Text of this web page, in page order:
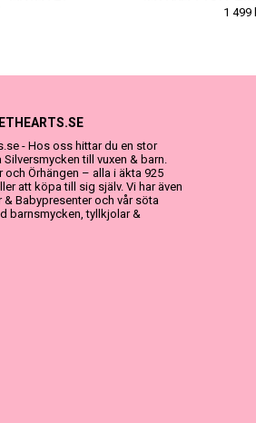
1 499
- Hos oss hittar du en stor
till vuxen & barn.
Örhängen – alla i äkta 925
att köpa till sig själv. Vi har även
Babypresenter och vår söta
barnsmycken, tyllkjolar &